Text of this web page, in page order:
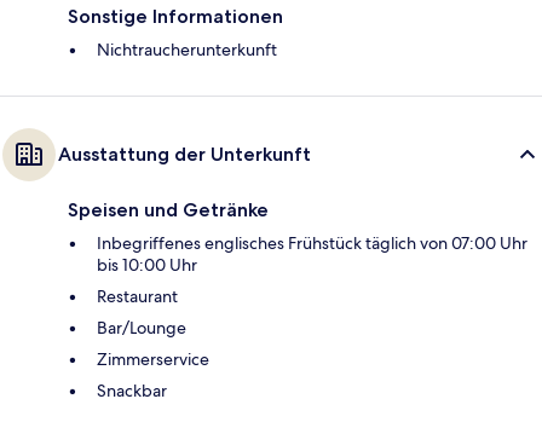
Sonstige Informationen
Nichtraucherunterkunft
Ausstattung der Unterkunft
Speisen und Getränke
Inbegriffenes englisches Frühstück täglich von 07:00 Uhr
bis 10:00 Uhr
Restaurant
Bar/Lounge
Zimmerservice
Snackbar